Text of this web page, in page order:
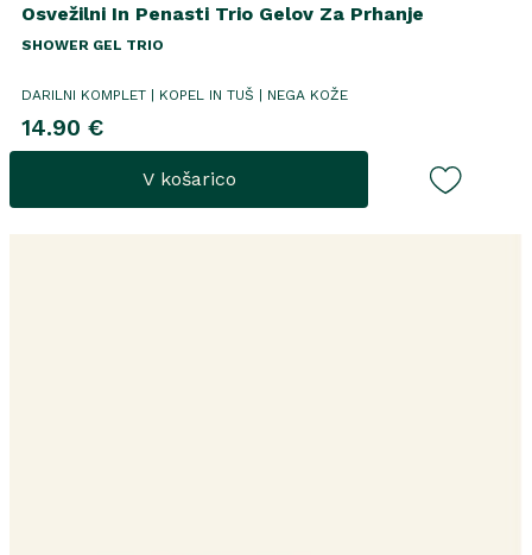
Osvežilni In Penasti Trio Gelov Za Prhanje
SHOWER GEL TRIO
DARILNI KOMPLET | KOPEL IN TUŠ | NEGA KOŽE
14.90 €
V košarico